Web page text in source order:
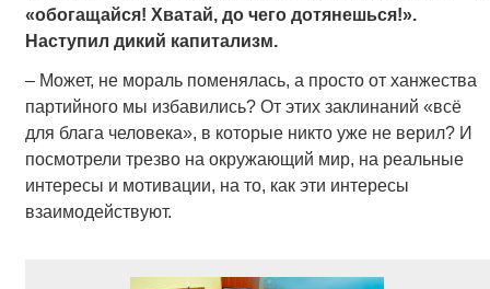
«обогащайся! Хватай, до чего дотянешься!».
Наступил дикий капитализм.
– Может, не мораль поменялась, а просто от ханжества
партийного мы избавились? От этих заклинаний «всё
для блага человека», в которые никто уже не верил? И
посмотрели трезво на окружающий мир, на реальные
интересы и мотивации, на то, как эти интересы
взаимодействуют.